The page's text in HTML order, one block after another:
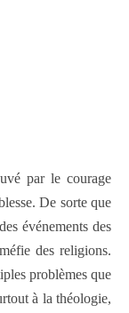
par le courage
De sorte que
événements des
des religions.
problèmes que
à la théologie,